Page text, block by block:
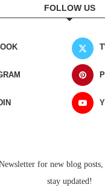
FOLLOW US
for new blog
stay updated!